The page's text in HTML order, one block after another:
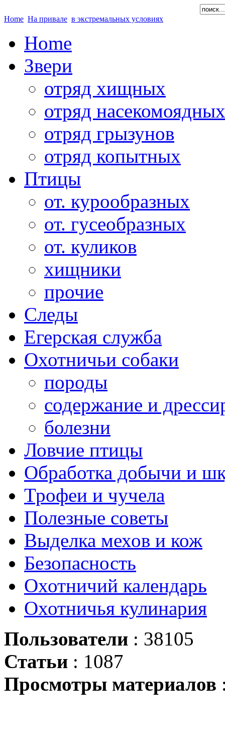
Home На привале в экстремальных условиях
Home
Звери
отряд хищных
отряд насекомоядных
отряд грызунов
отряд копытных
Птицы
от. курообразных
от. гусеобразных
от. куликов
хищники
прочие
Следы
Егерская служба
Охотничьи собаки
породы
содержание и
болезни
Ловчие птицы
Обработка добычи и
Трофеи и чучела
Полезные советы
Выделка мехов и кож
Безопасность
Охотничий календарь
Охотничья кулинария
Пользователи : 38105
Статьи : 1087
Просмотры материалов